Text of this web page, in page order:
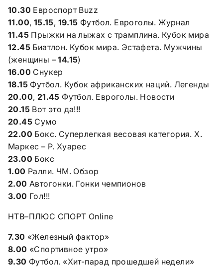
10.30 Евроспорт Buzz
11.00, 15.15, 19.15 Футбол. Евроголы. Журнал
11.45 Прыжки на лыжах с трамплина. Кубок мира
12.45 Биатлон. Кубок мира. Эстафета. Мужчины
(женщины –14.15)
16.00 Снукер
18.15 Футбол. Кубок африканских наций. Легенды
20.00, 21.45 Футбол. Евроголы. Новости
20.15 Вот это да!!!
20.45 Сумо
22.00 Бокс. Суперлегкая весовая категория. Х.
Маркес – Р. Хуарес
23.00 Бокс
1.00 Ралли. ЧМ. Обзор
2.00 Автогонки. Гонки чемпионов
3.00 Гол!!!
НТВ–ПЛЮС СПОРТ Online
7.30 «Железный фактор»
8.00 «Спортивное утро»
9.30 Футбол. «Хит-парад прошедшей недели»